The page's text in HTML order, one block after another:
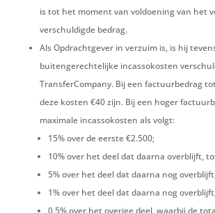
is tot het moment van voldoening van het
verschuldigde bedrag.
Als Opdrachtgever in verzuim is, is hij
buitengerechtelijke incassokosten
TransferCompany. Bij een factuurbedrag
deze kosten €40 zijn. Bij een hoger
maximale incassokosten als volgt:
15% over de eerste €2.500;
10% over het deel dat daarna overblijft,
5% over het deel dat daarna nog
1% over het deel dat daarna nog
0,5% over het overige deel, waarbij de